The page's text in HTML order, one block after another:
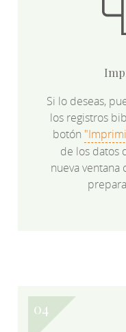
Si lo deseas,
los registros
botón
de los datos
nueva